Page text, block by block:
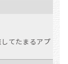
てたまるアプ